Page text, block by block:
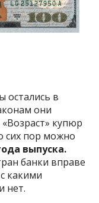
остались в
они
купюр
сих пор можно
выпуска.
банки вправе
какими
нет.